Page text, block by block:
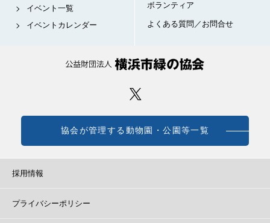
イベント一覧
イベントカレンダー
ボランティア
よくある質問／お問合せ
協会が管理する動物園・公園等一覧
採用情報
プライバシーポリシー